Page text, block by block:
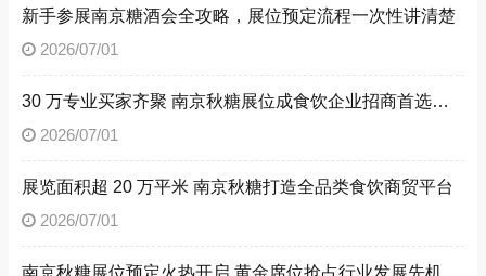
新手参展南京糖酒会全攻略，展位预定流程一次性讲清楚
2026/07/01
30 万专业买家齐聚 南京秋糖展位成食饮企业招商首选阵地
2026/07/01
展览面积超 20 万平米 南京秋糖打造全品类食饮商贸平台
2026/07/01
南京秋糖展位预定火热开启 黄金席位抢占行业发展先机